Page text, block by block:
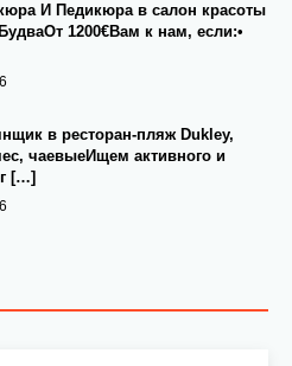
И Педикюра в салон красоты
1200€Вам к нам, если:•
в ресторан-пляж Dukley,
чаевыеИщем активного и
[…]